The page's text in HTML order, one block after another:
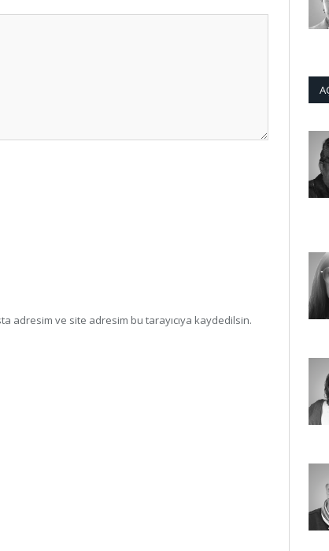
adresim ve site adresim bu tarayıcıya kaydedilsin.